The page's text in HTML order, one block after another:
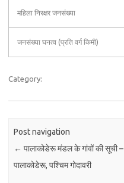
महिला निरक्षर जनसंख्या
जनसंख्या घनत्व (प्रति वर्ग किमी)
Category:
Post navigation
← पालाकोडेरू मंडल के गांवों की सूची –
पालाकोडेरू, पश्चिम गोदावरी